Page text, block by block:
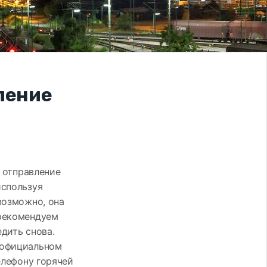
она
снова.
горячей